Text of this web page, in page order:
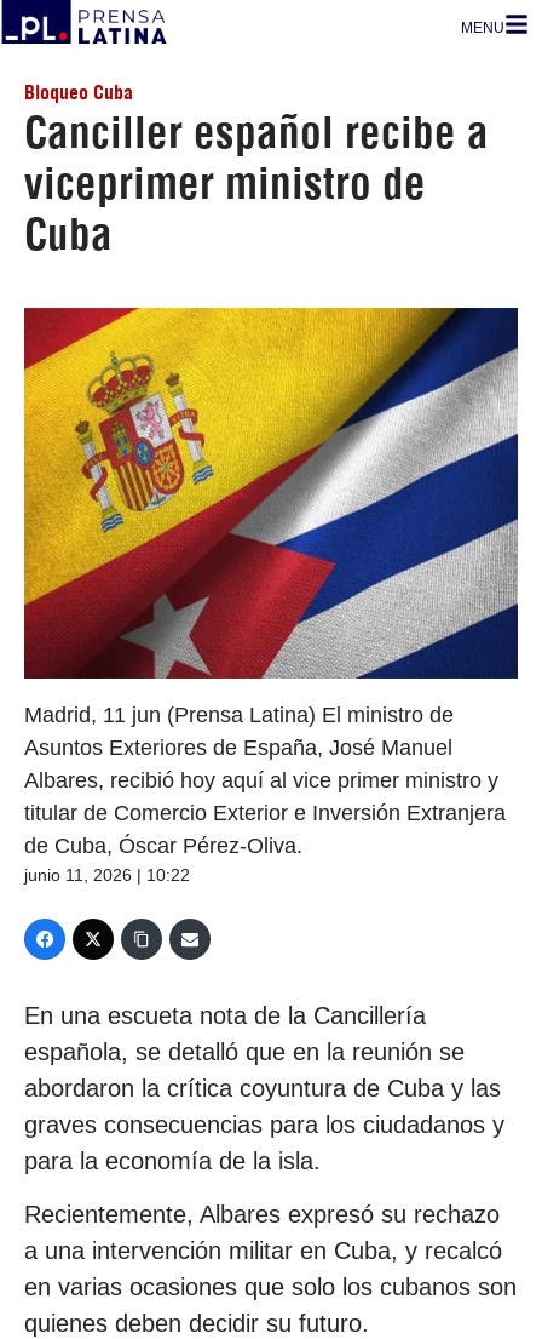
MENU
Bloqueo Cuba
Canciller español recibe a
viceprimer ministro de
Cuba
Madrid, 11 jun (Prensa Latina) El ministro de
Asuntos Exteriores de España, José Manuel
Albares, recibió hoy aquí al vice primer ministro y
titular de Comercio Exterior e Inversión Extranjera
de Cuba, Óscar Pérez-Oliva.
junio 11, 2026 | 10:22
En una escueta nota de la Cancillería
española, se detalló que en la reunión se
abordaron la crítica coyuntura de Cuba y las
graves consecuencias para los ciudadanos y
para la economía de la isla.
Recientemente, Albares expresó su rechazo
a una intervención militar en Cuba, y recalcó
en varias ocasiones que solo los cubanos son
quienes deben decidir su futuro.